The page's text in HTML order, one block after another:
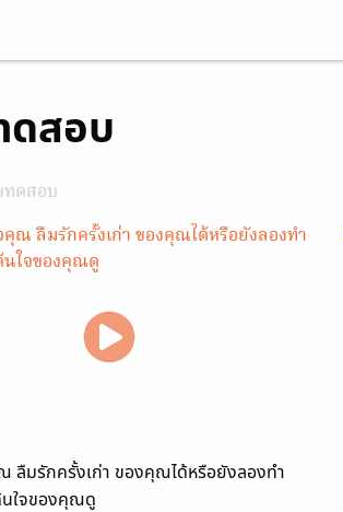
สอบ
ดสอบ
ลืมรักครั้งเก่า ของคุณได้หรือยังลองทำ
ใจของคุณดู